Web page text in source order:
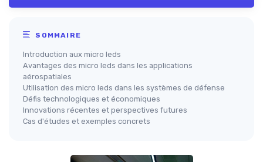
SOMMAIRE
Introduction aux micro leds
Avantages des micro leds dans les applications
aérospatiales
Utilisation des micro leds dans les systèmes de défense
Défis technologiques et économiques
Innovations récentes et perspectives futures
Cas d'études et exemples concrets